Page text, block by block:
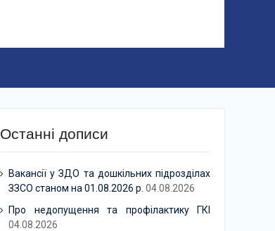
Останні дописи
Вакансії у ЗДО та дошкільних підрозділах
ЗЗСО станом на 01.08.2026 р. 04.08.2026
Про недопущення та профілактику ГКІ
04.08.2026